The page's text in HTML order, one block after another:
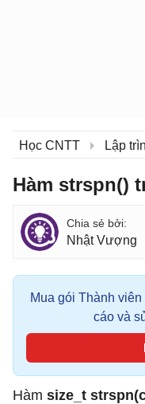
Học CNTT Lập
Hàm strspn()
Nhật Vượng
Mua gói Thành
cáo và
Hàm size_t